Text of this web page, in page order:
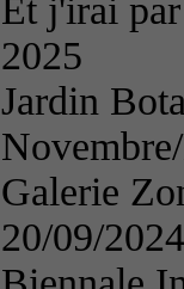
Et j'irai
2025
Jardin
Galerie
20/09/